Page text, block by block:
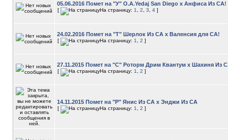
05.06.2016 Помет на "У" O.A.Yedaj San Diego х Анфиса Из СА!
[ На страницу: 1 2 3 4 ]
24.02.2016 Помет на "Т" Шерлок Из СА х Валенсия для СА!
[ На страницу: 1 2 ]
27.11.2015 Помет на "С" Роторм Дрим Квантум х Шахиня Из
[ На страницу: 1 2 ]
14.11.2015 Помет на "Р" Янис Из СА х Энджи Из СА
[ На страницу: 1 2 ]